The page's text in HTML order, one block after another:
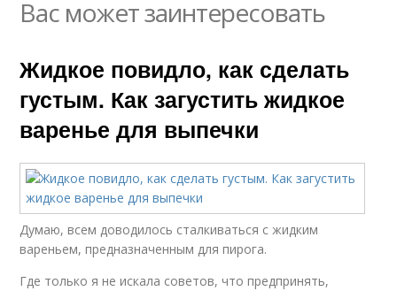
Вас может заинтересовать
Жидкое повидло, как сделать
густым. Как загустить жидкое
варенье для выпечки
Думаю, всем доводилось сталкиваться с жидким
вареньем, предназначенным для пирога.
Где только я не искала советов, что предпринять,